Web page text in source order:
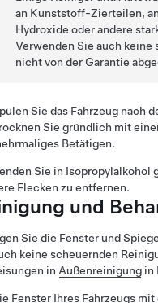
an Kunststoff-Zierteilen,
Hydroxide oder andere
Verwenden Sie auch keine
nicht von der Garantie
Sie das Fahrzeug nach
Sie gründlich mit
Betätigen.
Sie in Isopropylalkohol
Flecken zu entfernen.
und
Sie die Fenster und
keine scheuernden
in Außenreinigung in
Fenster Ihres Fahrzeugs